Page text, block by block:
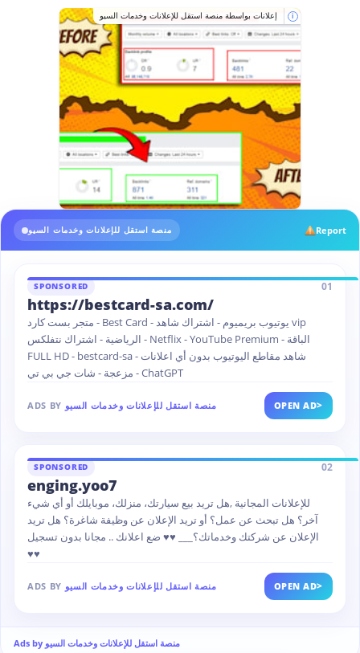
إعلانات بواسطة منصة استقل للإعلانات وخدمات السيو i
منصة استقل للإعلانات وخدمات السيو Report
SPONSORED 01
https://bestcard-sa.com/
متجر بست كارد - Best Card - يوتيوب بريميوم - اشتراك شاهد vip
الرياضية - اشتراك نتفلكس - Netflix - YouTube Premium - الباقة
FULL HD - bestcard-sa - شاهد مقاطع اليوتيوب بدون أي اعلانات
مزعجة - شات جي بي تي - ChatGPT
ADS BY منصة استقل للإعلانات وخدمات السيو OPEN AD>
SPONSORED 02
enging.yoo7
للإعلانات المجانية ,هل تريد بيع سيارتك، منزلك، موبايلك أو أي شيء
آخر؟ هل تبحث عن عمل؟ أو تريد الإعلان عن وظيفة شاغرة؟ هل تريد
الإعلان عن شركتك وخدماتك؟___ ♥♥ ضع اعلانك .. مجانا بدون تسجيل
♥♥
ADS BY منصة استقل للإعلانات وخدمات السيو OPEN AD>
Ads by منصة استقل للإعلانات وخدمات السيو